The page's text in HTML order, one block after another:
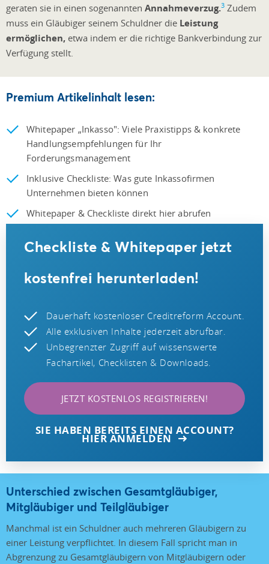
geraten sie in einen sogenannten Annahmeverzug.3 Zudem
muss ein Gläubiger seinem Schuldner die Leistung
ermöglichen, etwa indem er die richtige Bankverbindung zur
Verfügung stellt.
Premium Artikelinhalt lesen:
Whitepaper „Inkasso": Viele Praxistipps & konkrete
Handlungsempfehlungen für Ihr
Forderungsmanagement
Inklusive Checkliste: Was gute Inkassofirmen
Unternehmen bieten können
Whitepaper & Checkliste direkt hier abrufen
Checkliste & Whitepaper jetzt
kostenfrei herunterladen!
Dauerhaft kostenloser Creditreform Account.
Alle exklusiven Inhalte jederzeit abrufbar.
Unbegrenzter Zugriff auf wissenswerte
Fachartikel, Checklisten & Downloads.
JETZT KOSTENLOS REGISTRIEREN!
SIE HABEN BEREITS EINEN ACCOUNT?
HIER ANMELDEN
Unterschied zwischen Gesamtgläubiger,
Mitgläubiger und Teilgläubiger
Manchmal ist ein Schuldner auch mehreren Gläubigern zu
einer Leistung verpflichtet. In diesem Fall spricht man in
Abgrenzung zu Gesamtgläubigern von Mitgläubigern oder